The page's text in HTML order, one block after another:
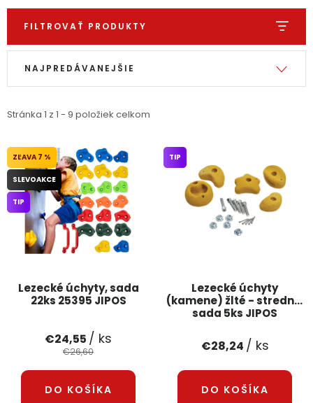
Servis náradia Hodnotenie obchodu
Kontakty
PODPORA
Reklamačný formulár
Obchodné podmienky Reklamačný poriadok
Podmienky ochrany osobných údajov
FILTROVAŤ PRODUKTY
Výpis produktov
Stránka 1 z 1 - 9 položiek celkom
Radenie produktov
NAJPREDÁVANEJŠIE
Lezecké úchyty, sada
22ks 25395 JIPOS
7 %
SLEVOAKCE
TIP
€24,55 / ks
€26,60
DO KOŠÍKA
Lezecké úchyty
(kamene) žlté - stredné,
sada 5ks JIPOS
TIP
€28,24 / ks
DO KOŠÍKA